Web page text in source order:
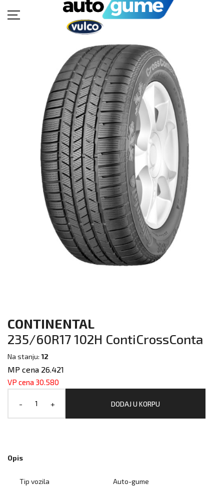
BUKVAR GUMA
KATALOZI
KONTAKT
CONTINENTAL
235/60R17 102H ContiCrossConta
Na stanju: 12
MP cena 26.421
VP cena 30.580
- + DODAJ U KORPU
Opis
Tip vozila Auto-gume